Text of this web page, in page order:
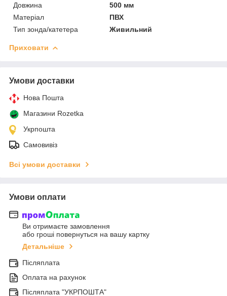
Довжина
500 мм
Матеріал
ПВХ
Тип зонда/катетера
Живильний
Приховати
Умови доставки
Нова Пошта
Магазини Rozetka
Укрпошта
Самовивіз
Всі умови доставки
Умови оплати
Ви отримаєте замовлення
або гроші повернуться на вашу картку
Детальніше
Післяплата
Оплата на рахунок
Післяплата "УКРПОШТА"